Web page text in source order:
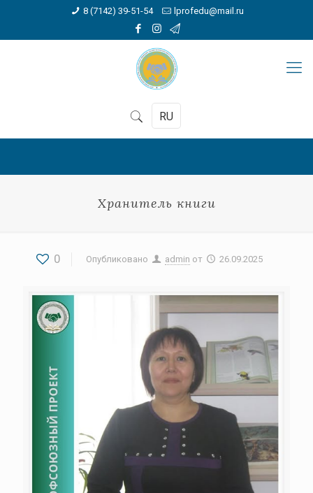
8 (7142) 39-51-54 lprofedu@mail.ru
RU
Хранитель книги
0 Опубликовано admin от 26.09.2025